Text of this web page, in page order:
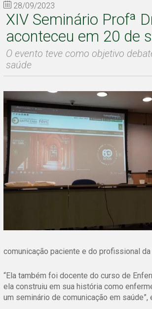
28/09/2023
XIV Seminário Profª
aconteceu em 20 de
O evento teve como objetivo
saúde
comunicação paciente e do profissional
“Ela também foi docente do curso de
ela construiu em sua história como
um seminário de comunicação em